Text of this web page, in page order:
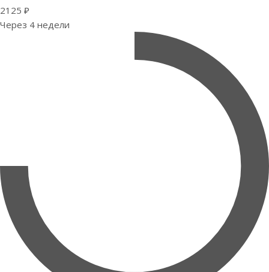
2125 ₽
Через 4 недели